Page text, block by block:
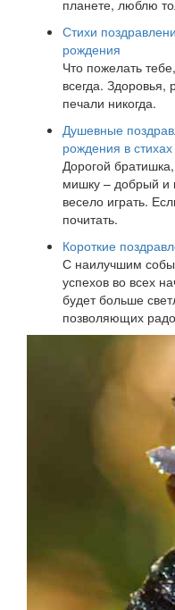
планете, люблю
Стихи
рождения
Что пожелать
всегда. Здоровья,
печали никогда.
Душевные
рождения в стихах
Дорогой
мишку – добрый и
весело играть.
почитать.
Короткие
С наилучшим
успехов во всех
будет больше
позволяющих